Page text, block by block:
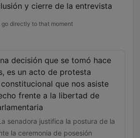
y cierre de la entrevista
directly to that moment
decisión que se tomó hace
es un acto de protesta
que nos asiste
frente a la libertad de
senadora justifica la postura de la
la ceremonia de posesión